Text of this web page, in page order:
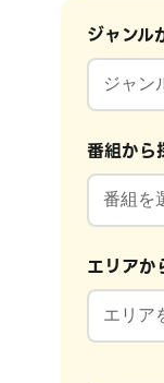
ジャンル
番組から
エリアか